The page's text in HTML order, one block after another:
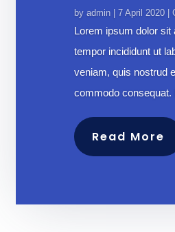
by admin| 7 April 2020|
Lorem ipsum dolor
tempor incididunt ut
veniam, quis nostrud
commodo consequat.
Read More